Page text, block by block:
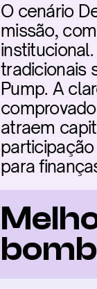
O cenário
missão,
tradicionais
Pump. A
atraem
para